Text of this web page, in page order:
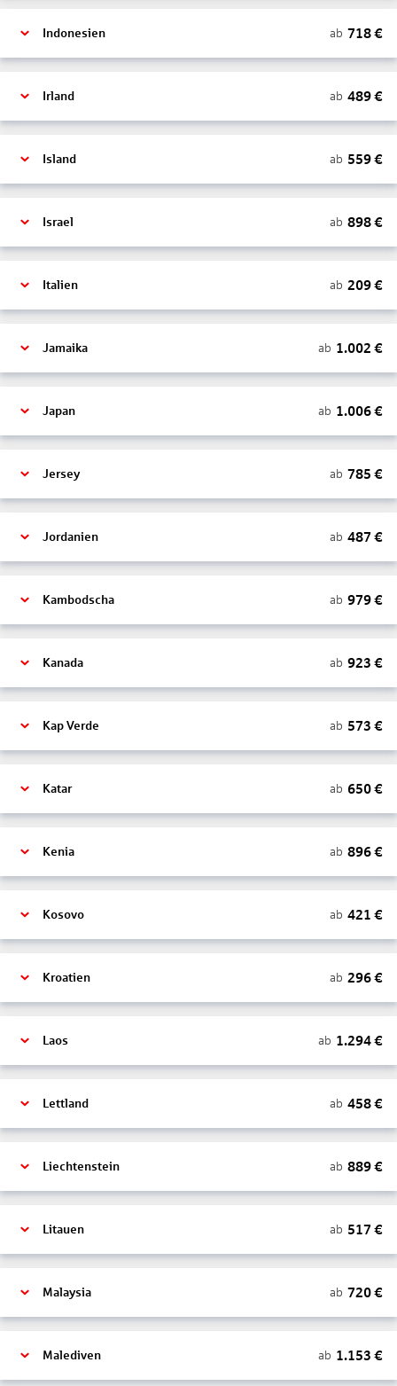
Indonesien ab 718€
Irland ab 489€
Island ab 559€
Israel ab 898€
Italien ab 209€
Jamaika ab 1.002 €
Japan ab 1.006€
Jersey ab 785 €
Jordanien ab 487 €
Kambodscha ab 979€
Kanada ab 923 €
Kap Verde ab 573 €
Katar ab 650€
Kenia ab 896€
Kosovo ab 421 €
Kroatien ab 296€
Laos ab 1.294€
Lettland ab 458€
Liechtenstein ab 889€
Litauen ab 517 €
Malaysia ab 720€
Malediven ab 1.153 €